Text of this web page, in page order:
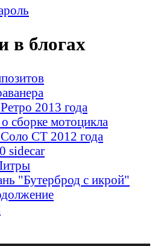
в блогах
2013 года
сборке мотоцикла
СТ 2012 года
sidecar
"Бутерброд с икрой"